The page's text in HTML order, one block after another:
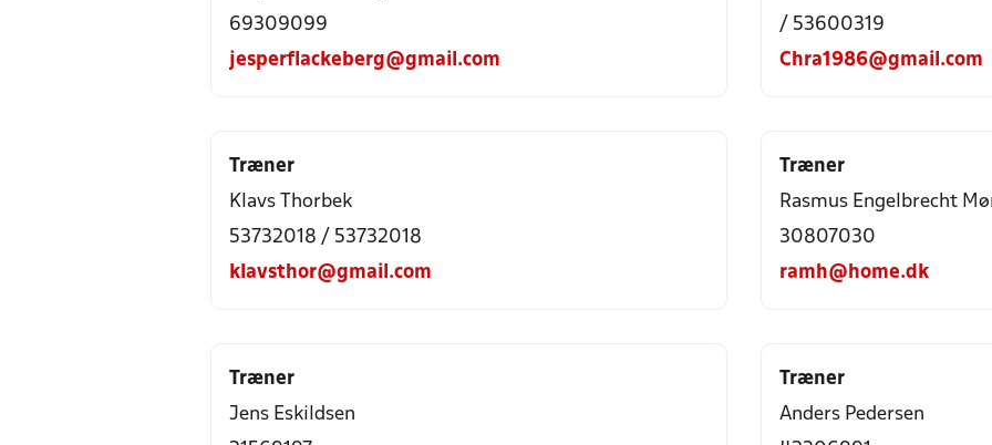
69309099
jesperflackeberg@gmail.com
/ 53600319
Chra1986@gmail.com
Træner
Klavs Thorbek
53732018 / 53732018
klavsthor@gmail.com
Træner
Rasmus Engelbrecht
30807030
ramh@home.dk
Træner
Jens Eskildsen
Træner
Anders Pedersen